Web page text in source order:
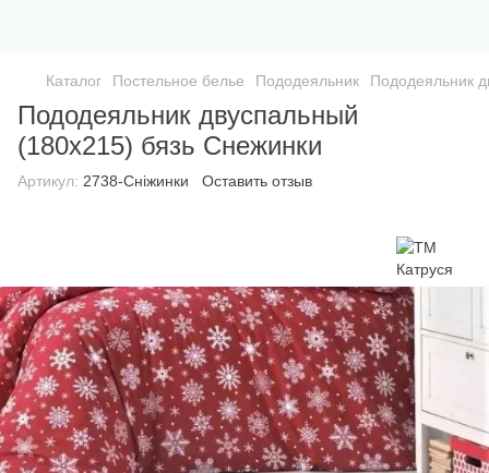
Каталог Постельное белье Пододеяльник Пододеяльник
Пододеяльник двуспальный
(180х215) бязь Снежинки
Артикул: 2738-Сніжинки Оставить отзыв